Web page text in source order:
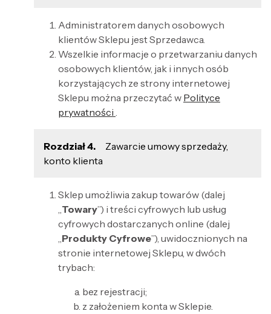
Administratorem danych osobowych
klientów Sklepu jest Sprzedawca.
Wszelkie informacje o przetwarzaniu danych
osobowych klientów, jak i innych osób
korzystających ze strony internetowej
Sklepu można przeczytać w Polityce
prywatności
Rozdział 4.
Zawarcie umowy sprzedaży,
konto klienta
Sklep umożliwia zakup towarów (dalej
Towary”) i treści cyfrowych lub usług
cyfrowych dostarczanych online (dalej
Produkty Cyfrowe”), uwidocznionych na
stronie internetowej Sklepu, w dwóch
trybach:
bez rejestracji;
z założeniem konta w Sklepie.